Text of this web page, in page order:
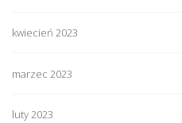
kwiecień 2023
marzec 2023
luty 2023